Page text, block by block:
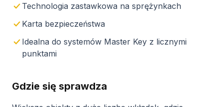
Technologia zastawkowa na sprężynkach
Karta bezpieczeństwa
Idealna do systemów Master Key z licznymi
punktami
Gdzie się sprawdza